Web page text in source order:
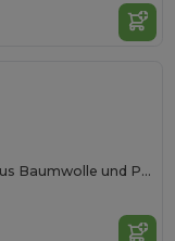
Sweatshirt für Frauen aus Baumwolle und Polyester